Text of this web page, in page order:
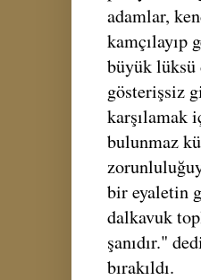
adamlar,
kamçılayıp
büyük lüksü
gösterişsiz
karşılamak
bulunmaz
bir eyaletin
dalkavuk
şanıdır."
bırakıldı.